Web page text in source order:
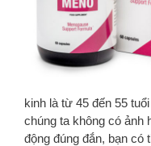
kinh là từ 45 đến 55
chúng ta không có ảnh
động đúng đắn, bạn có